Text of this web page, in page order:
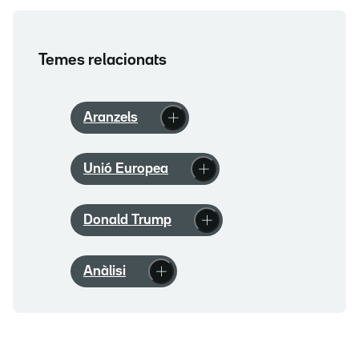
Temes relacionats
Aranzels
Unió Europea
Donald Trump
Anàlisi